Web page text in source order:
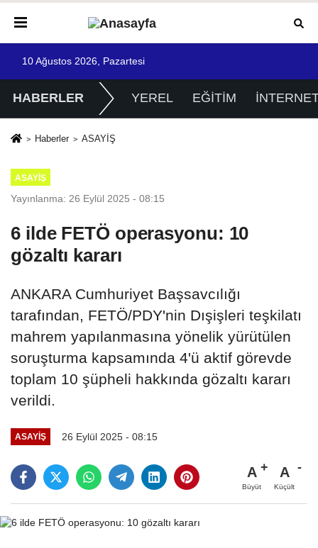
10 Ağustos 2026, Pazartesi
HABERLER YEREL EĞİTİM
Haberler ASAYİŞ
ASAYİŞ
Yayınlanma: 26 Eylül 2025 - 08:15
6 ilde FETÖ operasyonu: 10
gözaltı kararı
ANKARA Cumhuriyet Başsavcılığı
tarafından, FETÖ/PDY'nin Dışişleri teşkilatı
mahrem yapılanmasına yönelik yürütülen
soruşturma kapsamında 4'ü aktif görevde
toplam 10 şüpheli hakkında gözaltı kararı
verildi.
ASAYİŞ 26 Eylül 2025 - 08:15
A
Büyüt
A
Küçült